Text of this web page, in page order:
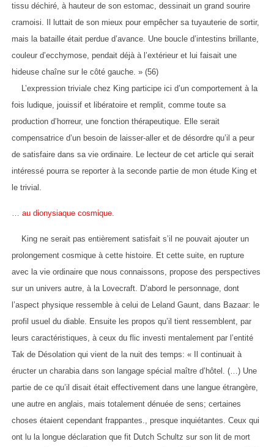
tissu déchiré, à hauteur de son estomac, dessinait un grand sourire
cramoisi. Il luttait de son mieux pour empêcher sa tuyauterie de sortir,
mais la bataille était perdue d’avance. Une boucle d’intestins brillante,
couleur d’ecchymose, pendait déjà à l’extérieur et lui faisait une
hideuse chaîne sur le côté gauche. » (56)
L’expression triviale chez King participe ici d’un comportement à la
fois ludique, jouissif et libératoire et remplit, comme toute sa
production d’horreur, une fonction thérapeutique. Elle serait
compensatrice d’un besoin de laisser-aller et de désordre qu’il a peur
de satisfaire dans sa vie ordinaire. Le lecteur de cet article qui serait
intéressé pourra se reporter à la seconde partie de mon étude King et
le trivial.
… au dionysiaque cosmique.
King ne serait pas entièrement satisfait s’il ne pouvait ajouter un
prolongement cosmique à cette histoire. Et cette suite, en rupture
avec la vie ordinaire que nous connaissons, propose des perspectives
sur un univers autre, à la Lovecraft. D’abord le personnage, dont
l’aspect physique ressemble à celui de Leland Gaunt, dans Bazaar: le
profil usuel du diable. Ensuite les propos qu’il tient ressemblent, par
leurs caractéristiques, à ceux du flic investi mentalement par l’entité
Tak de Désolation qui vient de la nuit des temps: « Il continuait à
éructer un charabia dans son langage spécial maître d’hôtel. (…) Une
partie de ce qu’il disait était effectivement dans une langue étrangère,
une autre en anglais, mais totalement dénuée de sens; certaines
choses étaient cependant frappantes., presque inquiétantes. Ceux qui
ont lu la longue déclaration que fit Dutch Schultz sur son lit de mort